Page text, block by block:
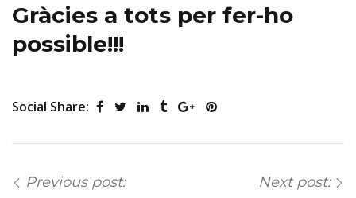
Gràcies a tots per fer-ho
possible!!!
Social Share:
Previous post: Next post: